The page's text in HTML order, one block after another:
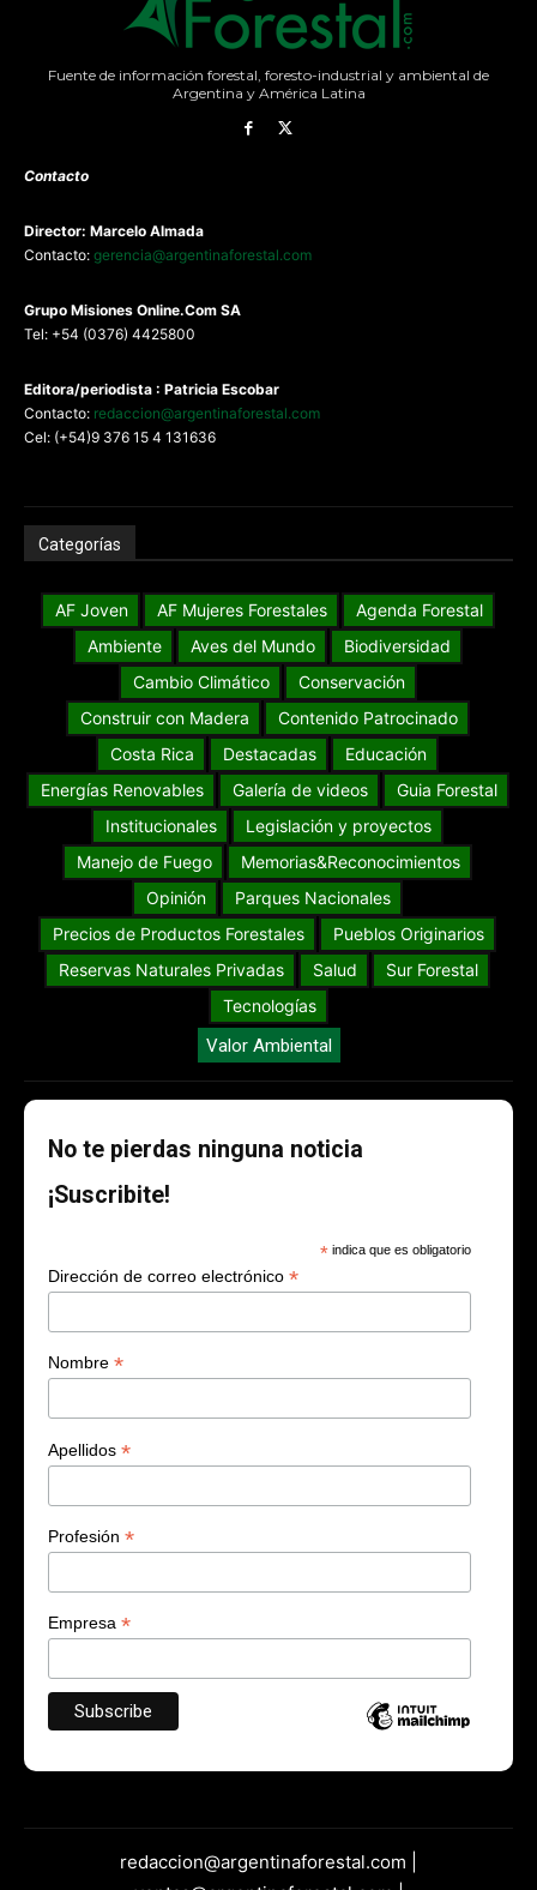
Fuente de información forestal, foresto-industrial y ambiental de
Argentina y América Latina
Contacto
Director: Marcelo Almada
Contacto: gerencia@argentinaforestal.com
Grupo Misiones Online.Com SA
Tel: +54 (0376) 4425800
Editora/periodista : Patricia Escobar
Contacto: redaccion@argentinaforestal.com
Cel: (+54)9 376 15 4 131636
Categorías
AF Joven AF Mujeres Forestales
Agenda Forestal
Ambiente
Aves del Mundo
Biodiversidad
Cambio Climático
Conservación
Construir con Madera
Contenido Patrocinado
Costa Rica
Destacadas
Educación
Energías Renovables
Galería de videos
Guia Forestal
Institucionales
Legislación y proyectos
Manejo de Fuego
Memorias&Reconocimientos
Opinión
Parques Nacionales
Precios de Productos Forestales
Pueblos Originarios
Reservas Naturales Privadas
Salud
Sur Forestal
Tecnologías
Valor Ambiental
No te pierdas ninguna noticia
¡Suscribite!
* indica que es obligatorio
Dirección de correo electrónico *
Nombre *
Apellidos *
Profesión *
Empresa *
redaccion@argentinaforestal.com |